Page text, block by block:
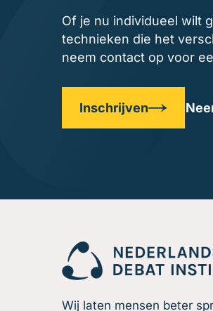
Of je nu individueel wilt
technieken die het
neem contact op voor
Inschrijven
Wij laten mensen beter